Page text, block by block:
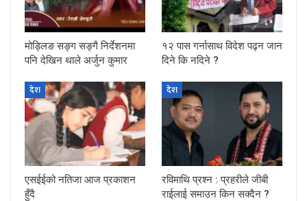
मोड्लिङ सङ्ग सङ्गै निर्देशनमा
पनि देखिन थाले अर्जुन कुमार
१२ पास गर्नासाथ विदेश पढ्न जान
दिने कि नदिने ?
देश
एसईईको नतिजा आज प्रकाशन
हुँदै
देश
रविमाथि प्रश्न : प्रहरीले जीबी
राईलाई समाउन किन सक्दैन ?